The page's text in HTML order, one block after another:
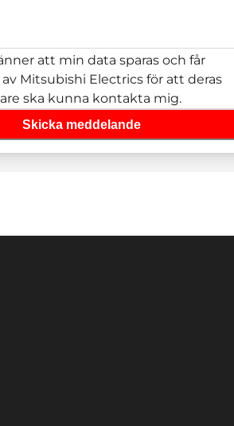
att min data sparas och får
av Mitsubishi Electrics för att deras
ska kunna kontakta mig.
Skicka meddelande